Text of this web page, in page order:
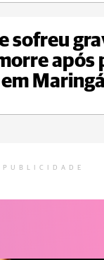
sofreu
após
Maringá
PUBLICIDADE